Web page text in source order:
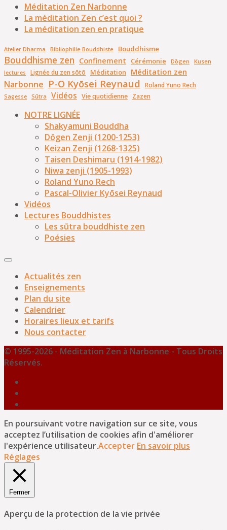
Méditation Zen Narbonne
La méditation Zen c’est quoi ?
La méditation zen en pratique
Atelier Dharma Bibliophilie Bouddhiste Bouddhisme
Bouddhisme zen Confinement Cérémonie Dōgen Kusen
lectures Lignée du zen sōtō Méditation Méditation zen
Narbonne P-O Kyōsei Reynaud Roland Yuno Rech
Sagesse Sūtra Vidéos Vie quotidienne Zazen
NOTRE LIGNÉE
Shakyamuni Bouddha
Dōgen Zenji (1200-1253)
Keizan Zenji (1268-1325)
Taisen Deshimaru (1914-1982)
Niwa zenji (1905-1993)
Roland Yuno Rech
Pascal-Olivier Kyōsei Reynaud
Vidéos
Lectures Bouddhistes
Les sūtra bouddhiste zen
Poésies
Actualités zen
Enseignements
Plan du site
Calendrier
Horaires lieux et tarifs
Nous contacter
© 1995-2026 - Méditation Zen à Narbonne - Tous Droits
Réservés.
En poursuivant votre navigation sur ce site, vous
acceptez l’utilisation de cookies afin d'améliorer
l'expérience utilisateur.Accepter En savoir plus
Réglages
Fermer
Aperçu de la protection de la vie privée